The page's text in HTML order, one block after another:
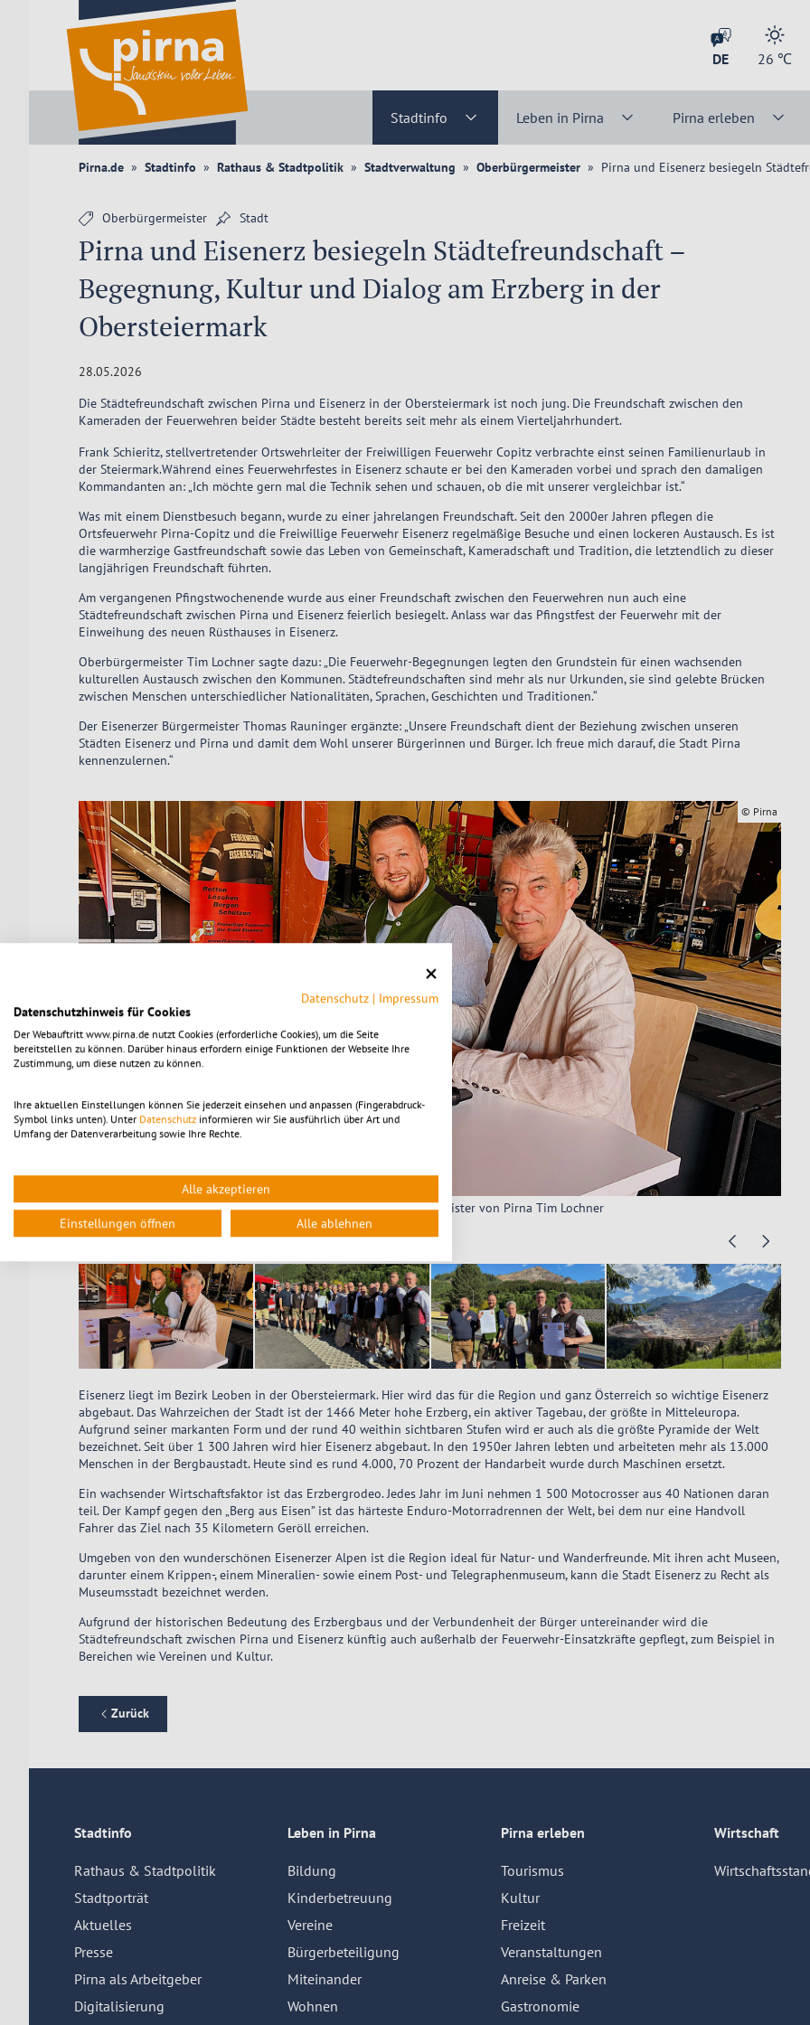
DE 26 ℃
Stadtinfo Leben in Pirna Pirna erleben
Pirna.de Stadtinfo Rathaus & Stadtpolitik Stadtverwaltung Oberbürgermeister Pirna und Eisenerz besiegeln
Oberbürgermeister Stadt
Pirna und Eisenerz besiegeln Städtefreundschaft –
Begegnung, Kultur und Dialog am Erzberg in der
Obersteiermark
28.05.2026
Die Städtefreundschaft zwischen Pirna und Eisenerz in der Obersteiermark ist noch jung. Die Freundschaft zwischen den
Kameraden der Feuerwehren beider Städte besteht bereits seit mehr als einem Vierteljahrhundert.
Frank Schieritz, stellvertretender Ortswehrleiter der Freiwilligen Feuerwehr Copitz verbrachte einst seinen Familienurlaub in
der Steiermark.Während eines Feuerwehrfestes in Eisenerz schaute er bei den Kameraden vorbei und sprach den damaligen
Kommandanten an: „Ich möchte gern mal die Technik sehen und schauen, ob die mit unserer vergleichbar ist.“
Was mit einem Dienstbesuch begann, wurde zu einer jahrelangen Freundschaft. Seit den 2000er Jahren pflegen die
Ortsfeuerwehr Pirna-Copitz und die Freiwillige Feuerwehr Eisenerz regelmäßige Besuche und einen lockeren Austausch. Es ist
die warmherzige Gastfreundschaft sowie das Leben von Gemeinschaft, Kameradschaft und Tradition, die letztendlich zu dieser
langjährigen Freundschaft führten.
Am vergangenen Pfingstwochenende wurde aus einer Freundschaft zwischen den Feuerwehren nun auch eine
Städtefreundschaft zwischen Pirna und Eisenerz feierlich besiegelt. Anlass war das Pfingstfest der Feuerwehr mit der
Einweihung des neuen Rüsthauses in Eisenerz.
Oberbürgermeister Tim Lochner sagte dazu: „Die Feuerwehr-Begegnungen legten den Grundstein für einen wachsenden
kulturellen Austausch zwischen den Kommunen. Städtefreundschaften sind mehr als nur Urkunden, sie sind gelebte Brücken
zwischen Menschen unterschiedlicher Nationalitäten, Sprachen, Geschichten und Traditionen.“
Der Eisenerzer Bürgermeister Thomas Rauninger ergänzte: „Unsere Freundschaft dient der Beziehung zwischen unseren
Städten Eisenerz und Pirna und damit dem Wohl unserer Bürgerinnen und Bürger. Ich freue mich darauf, die Stadt Pirna
kennenzulernen.“
© Pirna
Bürgermeister von Eisenerz Thomas Rauninger und Oberbürgermeister von Pirna Tim Lochner
Eisenerz liegt im Bezirk Leoben in der Obersteiermark. Hier wird das für die Region und ganz Österreich so wichtige Eisenerz
abgebaut. Das Wahrzeichen der Stadt ist der 1466 Meter hohe Erzberg, ein aktiver Tagebau, der größte in Mitteleuropa.
Aufgrund seiner markanten Form und der rund 40 weithin sichtbaren Stufen wird er auch als die größte Pyramide der Welt
bezeichnet. Seit über 1 300 Jahren wird hier Eisenerz abgebaut. In den 1950er Jahren lebten und arbeiteten mehr als 13.000
Menschen in der Bergbaustadt. Heute sind es rund 4.000, 70 Prozent der Handarbeit wurde durch Maschinen ersetzt.
Ein wachsender Wirtschaftsfaktor ist das Erzbergrodeo. Jedes Jahr im Juni nehmen 1 500 Motocrosser aus 40 Nationen daran
teil. Der Kampf gegen den „Berg aus Eisen” ist das härteste Enduro-Motorradrennen der Welt, bei dem nur eine Handvoll
Fahrer das Ziel nach 35 Kilometern Geröll erreichen.
Umgeben von den wunderschönen Eisenerzer Alpen ist die Region ideal für Natur- und Wanderfreunde. Mit ihren acht Museen,
darunter einem Krippen-, einem Mineralien- sowie einem Post- und Telegraphenmuseum, kann die Stadt Eisenerz zu Recht als
Museumsstadt bezeichnet werden.
Aufgrund der historischen Bedeutung des Erzbergbaus und der Verbundenheit der Bürger untereinander wird die
Städtefreundschaft zwischen Pirna und Eisenerz künftig auch außerhalb der Feuerwehr-Einsatzkräfte gepflegt, zum Beispiel in
Bereichen wie Vereinen und Kultur.
Zurück
Stadtinfo
Rathaus & Stadtpolitik
Stadtporträt
Aktuelles
Presse
Pirna als Arbeitgeber
Digitalisierung
Leben in Pirna
Bildung
Kinderbetreuung
Vereine
Bürgerbeteiligung
Miteinander
Wohnen
Pirna erleben
Tourismus
Kultur
Freizeit
Veranstaltungen
Anreise & Parken
Gastronomie
Wirtschaft
Datenschutz | Impressum
Datenschutzhinweis für Cookies
Der Webauftritt www.pirna.de nutzt Cookies (erforderliche Cookies), um die Seite
bereitstellen zu können. Darüber hinaus erfordern einige Funktionen der Webseite Ihre
Zustimmung, um diese nutzen zu können.
Ihre aktuellen Einstellungen können Sie jederzeit einsehen und anpassen (Fingerabdruck-
Symbol links unten). Unter Datenschutz informieren wir Sie ausführlich über Art und
Umfang der Datenverarbeitung sowie Ihre Rechte.
Alle akzeptieren
Einstellungen öffnen Alle ablehnen